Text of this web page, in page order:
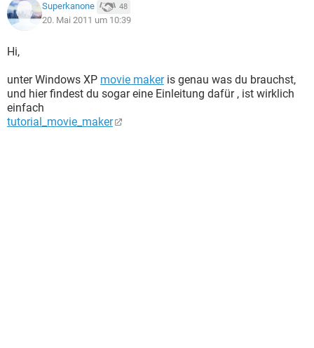
Superkanone 48
20. Mai 2011 um 10:39
Hi,
unter Windows XP movie makeris genau was du brauchst,
und hier findest du sogar eine Einleitung dafür , ist wirklich
einfach
tutorial_movie_maker